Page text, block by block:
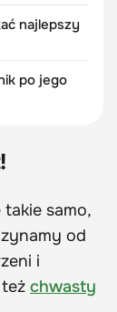
najlepszy
po jego
samo,
od
i
chwasty